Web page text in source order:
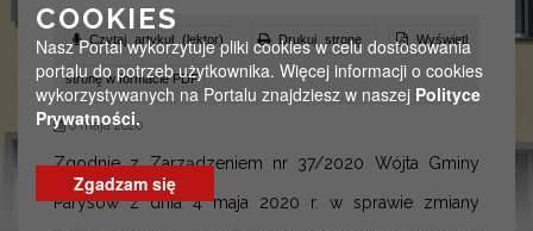
COOKIES
Nasz Portal wykorzytuje pliki cookies w celu dostosowania
portalu do potrzeb użytkownika. Więcej informacji o cookies
wykorzystywanych na Portalu znajdziesz w naszej Polityce
Prywatności.
Zgadzam się
Czytaj artykuł (lektor) Drukuj stronę Wyświetl
stronę w formacie PDF
6 maja 2020
Zgodnie z Zarządzeniem nr 37/2020 Wójta Gminy
Parysów z dnia 4 maja 2020 r. w sprawie zmiany